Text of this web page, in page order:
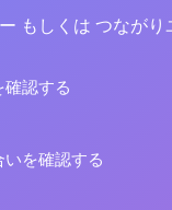
もしくは つなが
確認する
を確認する